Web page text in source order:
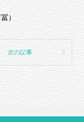
）
次の記事